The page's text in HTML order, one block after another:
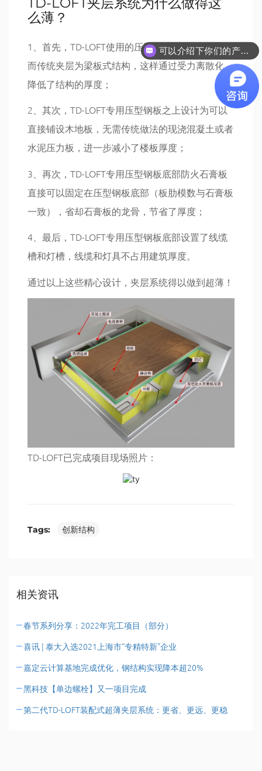
么薄？
1、首先，TD-LOFT使用的压型钢板为板式结构，
而传统夹层为梁板式结构，这样通过受力离散化，
降低了结构的厚度；
2、其次，TD-LOFT专用压型钢板之上设计为可以
直接铺设木地板，无需传统做法的现浇混凝土或者
水泥压力板，进一步减小了楼板厚度；
3、再次，TD-LOFT专用压型钢板底部防火石膏板
直接可以固定在压型钢板底部（板肋模数与石膏板
一致），省却石膏板的龙骨，节省了厚度；
4、最后，TD-LOFT专用压型钢板底部设置了线缆
槽和灯槽，线缆和灯具不占用建筑厚度。
通过以上这些精心设计，夹层系统得以做到超薄！
TD-LOFT已完成项目现场照片：
Tags: 创新结构
相关资讯
春节系列分享：2022年完工项目（部分）
喜讯 | 泰大入选2021上海市“专精特新”企业
嘉定云计算基地完成优化，钢结构实现降本超20%
黑科技【单边螺栓】又一项目完成
第二代TD-LOFT装配式超薄夹层系统：更省、更远、更稳
你们是怎么收费的呢